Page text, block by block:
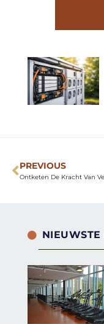
PREVIOUS
NIEUWSTE